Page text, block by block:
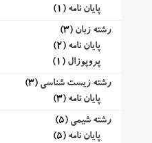
پایان نامه (1)
رشته زبان (3)
پایان نامه (2)
پروپوزال (1)
رشته زیست شناسی (3)
پایان نامه (3)
رشته شیمی (5)
پایان نامه (5)